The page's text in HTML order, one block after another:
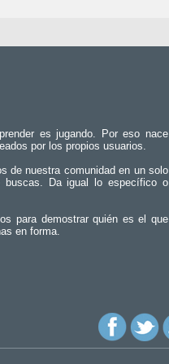
es jugando. Por eso nace
por los propios usuarios.
de nuestra comunidad en un solo
buscas. Da igual lo específico o
para demostrar quién es el que
en forma.